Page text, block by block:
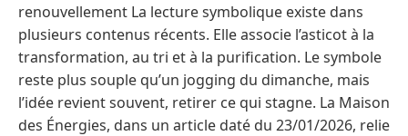
renouvellement La lecture symbolique existe dans
plusieurs contenus récents. Elle associe l’asticot à la
transformation, au tri et à la purification. Le symbole
reste plus souple qu’un jogging du dimanche, mais
l’idée revient souvent, retirer ce qui stagne. La Maison
des Énergies, dans un article daté du 23/01/2026, relie